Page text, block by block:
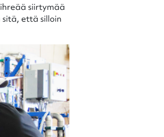
siirtymää
että silloin